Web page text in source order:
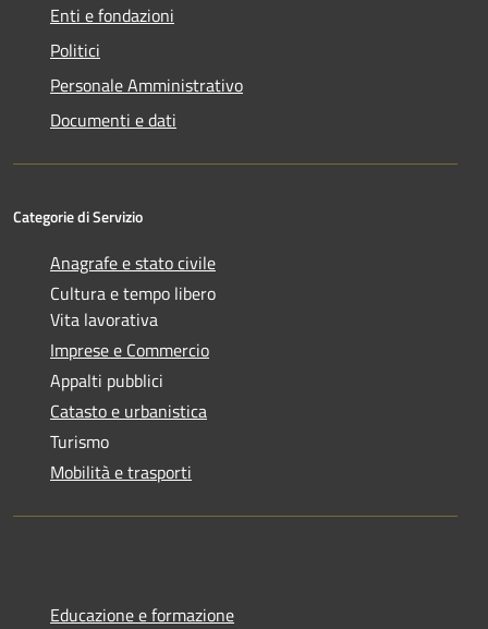
Enti e fondazioni
Politici
Personale Amministrativo
Documenti e dati
Categorie di Servizio
Anagrafe e stato civile
Cultura e tempo libero
Vita lavorativa
Imprese e Commercio
Appalti pubblici
Catasto e urbanistica
Turismo
Mobilità e trasporti
Educazione e formazione